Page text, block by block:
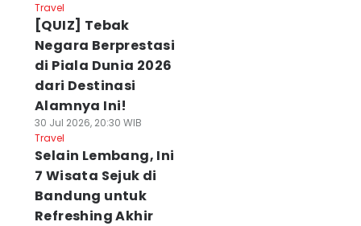
Travel
[QUIZ] Tebak
Negara Berprestasi
di Piala Dunia 2026
dari Destinasi
Alamnya Ini!
30 Jul 2026, 20:30 WIB
Travel
Selain Lembang, Ini
7 Wisata Sejuk di
Bandung untuk
Refreshing Akhir